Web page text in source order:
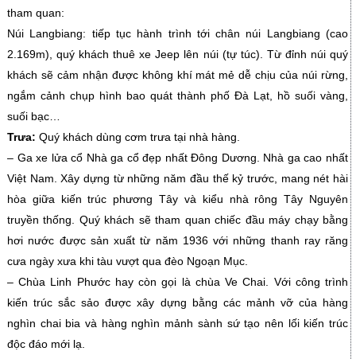
tham quan:
Núi Langbiang: tiếp tục hành trình tới chân núi Langbiang (cao
2.169m), quý khách thuê xe Jeep lên núi (tự túc). Từ đỉnh núi quý
khách sẽ cảm nhận được không khí mát mẻ dễ chịu của núi rừng,
ngắm cảnh chụp hình bao quát thành phố Đà Lạt, hồ suối vàng,
suối bạc…
Trưa: Quý khách dùng cơm trưa tại nhà hàng.
– Ga xe lửa cổ Nhà ga cổ đẹp nhất Đông Dương. Nhà ga cao nhất
Việt Nam. Xây dựng từ những năm đầu thế kỷ trước, mang nét hài
hòa giữa kiến trúc phương Tây và kiểu nhà rông Tây Nguyên
truyền thống. Quý khách sẽ tham quan chiếc đầu máy chạy bằng
hơi nước được sản xuất từ năm 1936 với những thanh ray răng
cưa ngày xưa khi tàu vượt qua đèo Ngoạn Mục.
– Chùa Linh Phước hay còn gọi là chùa Ve Chai. Với công trình
kiến trúc sắc sảo được xây dựng bằng các mảnh vỡ của hàng
nghìn chai bia và hàng nghìn mảnh sành sứ tạo nên lối kiến trúc
độc đáo mới lạ.